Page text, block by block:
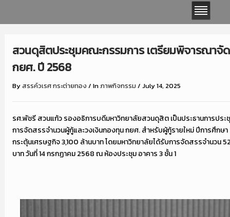
สวนดุสิตประชุมคณะกรรมการ เตรียมพิจารณาจั
กยศ. ปี 2568
Byสรรค์วเรศ กระต่ายทอง / Inภาพกิจกรรม / July 14, 2025
รศ.พัชรี สวนแก้ว รองอธิการบดีมหาวิทยาลัยสวนดุสิต เป็นประธานการปร
การจัดสรรจำนวนผู้กู้และวงเงินกองทุน กยศ. สำหรับผู้กู้รายใหม่ ปีการศึกษ
กระตุ้นเศรษฐกิจ 3,100 ล้านบาท โดยมหาวิทยาลัยได้รับการจัดสรรจำนวน
บาท วันที่ 14 กรกฏาคม 2568 ณ ห้องประชุม อาคาร 3 ชั้น 1